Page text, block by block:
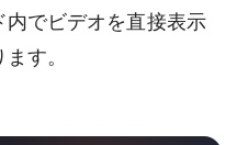
内でビデオを直接表示
ます。